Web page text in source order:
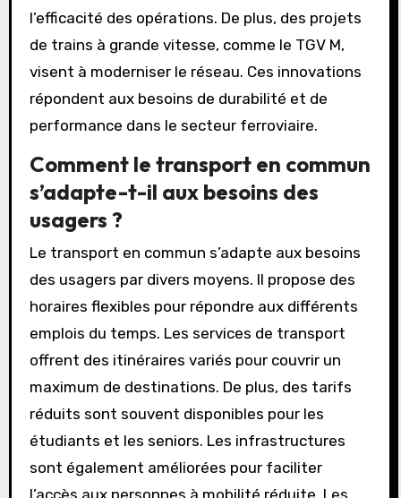
l’amélioration de la signalisation.
L’électrification permet de réduire les émissions
de carbone. Les trains à hydrogène, comme
ceux développés par Alstom, offrent une
alternative aux trains diesel. L’amélioration de
l’efficacité des opérations. De plus, des projets
de trains à grande vitesse, comme le TGV M,
visent à moderniser le réseau. Ces innovations
répondent aux besoins de durabilité et de
performance dans le secteur ferroviaire.
Comment le transport en commun
s’adapte-t-il aux besoins des
usagers ?
Le transport en commun s’adapte aux besoins
des usagers par divers moyens. Il propose des
horaires flexibles pour répondre aux différents
emplois du temps. Les services de transport